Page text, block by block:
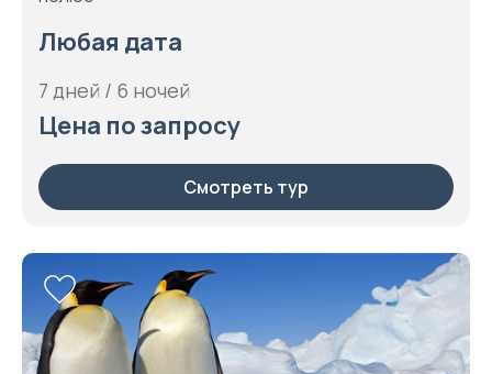
Любая дата
7 дней / 6 ночей
Цена по запросу
Смотреть тур